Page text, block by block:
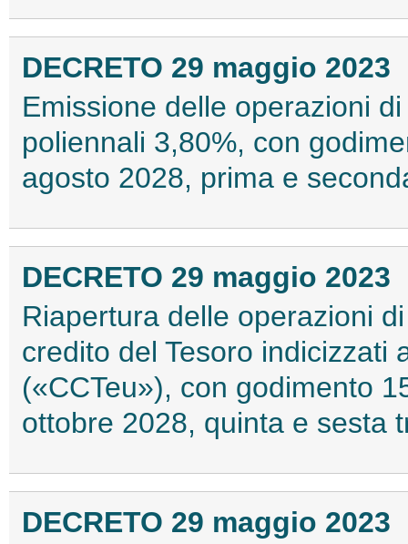
DECRETO 29 maggio 2023
Emissione delle operazioni
poliennali 3,80%, con
agosto 2028, prima e
DECRETO 29 maggio 2023
Riapertura delle operazioni
credito del Tesoro indicizzati
(«CCTeu»), con godimento
ottobre 2028, quinta e sesta
DECRETO 29 maggio 2023